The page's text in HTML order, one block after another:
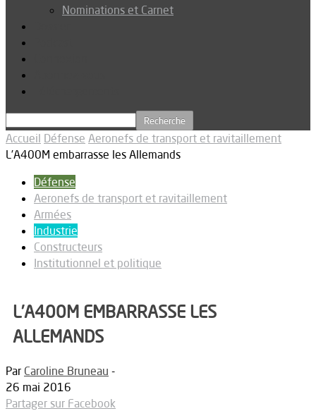
Nominations et Carnet
Accueil Défense Aeronefs de transport et ravitaillement
L’A400M embarrasse les Allemands
Défense
Aeronefs de transport et ravitaillement
Armées
Industrie
Constructeurs
Institutionnel et politique
L’A400M EMBARRASSE LES
ALLEMANDS
Par Caroline Bruneau -
26 mai 2016
Partager sur Facebook